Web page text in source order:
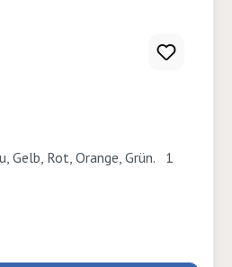
Gelb, Rot, Orange, Grün. 1